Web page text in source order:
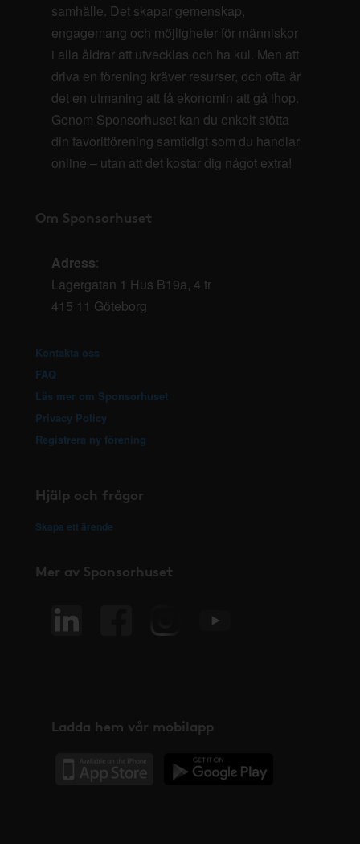
samhälle. Det skapar gemenskap,
engagemang och möjligheter för människor
i alla åldrar att utvecklas och ha kul. Men att
driva en förening kräver resurser, och ofta är
det en utmaning att få ekonomin att gå ihop.
Genom Sponsorhuset kan du enkelt stötta
din favoritförening samtidigt som du handlar
online – utan att det kostar dig något extra!
Om Sponsorhuset
Adress:
Lagergatan 1 Hus B19a, 4 tr
415 11 Göteborg
Kontakta oss
FAQ
Läs mer om Sponsorhuset
Privacy Policy
Registrera ny förening
Hjälp och frågor
Skapa ett ärende
Mer av Sponsorhuset
Ladda hem vår mobilapp